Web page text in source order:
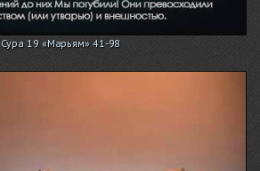
Сура 19 «Марьям» 41-98